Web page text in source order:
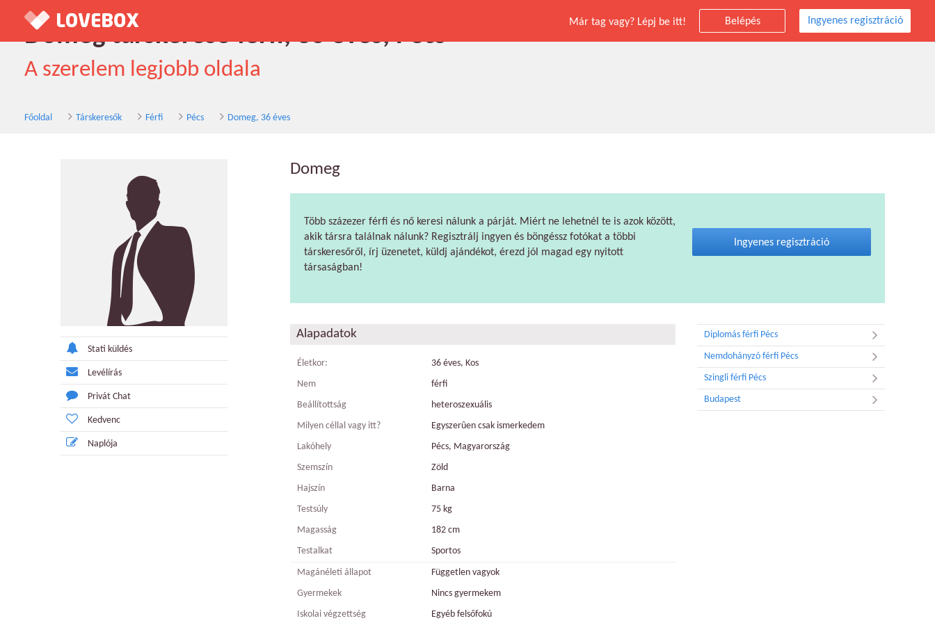
Már tag vagy? Lépj be itt! Belépés Ingyenes regisztráció
Domeg társkereső férfi, 36 éves, Pécs
A szerelem legjobb oldala
Főoldal Társkeresők Férfi Pécs Domeg, 36 éves
Stati küldés
Levélírás
Privát Chat
Kedvenc
Naplója
Domeg
Több százezer férfi és nő keresi nálunk a párját. Miért ne lehetnél te is azok között,
akik társra találnak nálunk? Regisztrálj ingyen és böngéssz fotókat a többi
társkeresőről, írj üzenetet, küldj ajándékot, érezd jól magad egy nyitott
társaságban!
Ingyenes regisztráció
Alapadatok
Életkor:
36 éves, Kos
Nem
férfi
Beállítottság
heteroszexuális
Milyen céllal vagy itt?
Egyszerûen csak ismerkedem
Lakóhely
Pécs, Magyarország
Szemszín
Zöld
Hajszín
Barna
Testsúly
75 kg
Magasság
182 cm
Testalkat
Sportos
Magánéleti állapot
Független vagyok
Gyermekek
Nincs gyermekem
Iskolai végzettség
Egyéb felsőfokú
Diplomás férfi Pécs
Nemdohányzó férfi Pécs
Szingli férfi Pécs
Budapest